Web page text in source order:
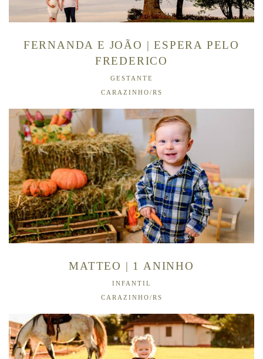
FERNANDA E JOÃO | ESPERA PELO
FREDERICO
GESTANTE
CARAZINHO/RS
MATTEO | 1 ANINHO
INFANTIL
CARAZINHO/RS